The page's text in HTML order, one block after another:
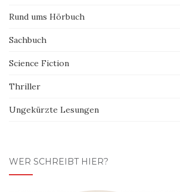
Rund ums Hörbuch
Sachbuch
Science Fiction
Thriller
Ungekürzte Lesungen
WER SCHREIBT HIER?